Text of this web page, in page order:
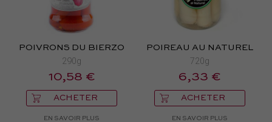
POIVRONS DU BIERZO
290g
10,58 €
ACHETER
EN SAVOIR PLUS
POIREAU AU NATUREL
720g
6,33 €
ACHETER
EN SAVOIR PLUS